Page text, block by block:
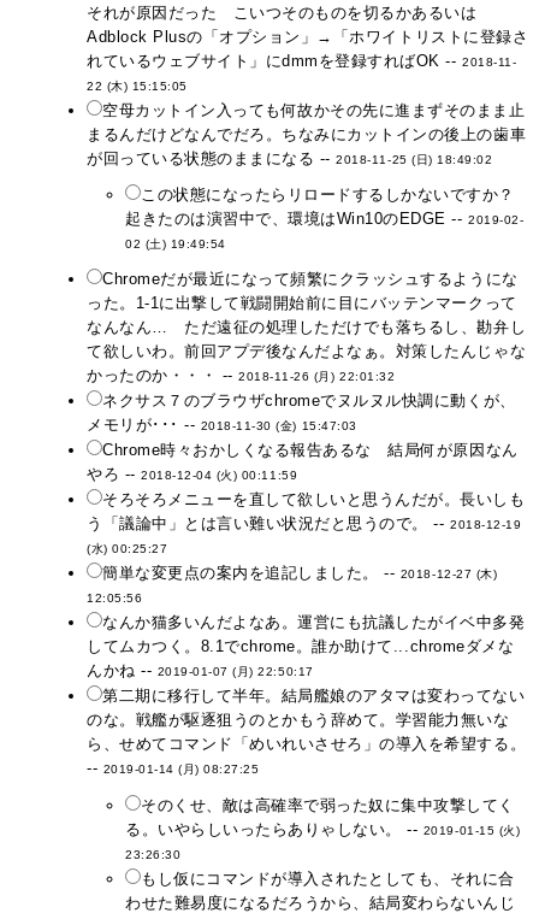
それが原因だった こいつそのものを切るかあるいは
Adblock Plusの「オプション」→「ホワイトリストに登録さ
れているウェブサイト」にdmmを登録すればOK --2018-11-
22 (木) 15:15:05
空母カットイン入っても何故かその先に進まずそのまま止
まるんだけどなんでだろ。ちなみにカットインの後上の歯車
が回っている状態のままになる --2018-11-25 (日) 18:49:02
この状態になったらリロードするしかないですか？
起きたのは演習中で、環境はWin10のEDGE --2019-02-
02 (土) 19:49:54
Chromeだが最近になって頻繁にクラッシュするようにな
った。1-1に出撃して戦闘開始前に目にバッテンマークって
なんなん… ただ遠征の処理しただけでも落ちるし、勘弁し
て欲しいわ。前回アプデ後なんだよなぁ。対策したんじゃな
かったのか・・・ --2018-11-26 (月) 22:01:32
ネクサス７のブラウザchromeでヌルヌル快調に動くが、
メモリが･･･ -- 2018-11-30 (金) 15:47:03
Chrome時々おかしくなる報告あるな 結局何が原因なん
やろ --2018-12-04 (火) 00:11:59
そろそろメニューを直して欲しいと思うんだが。長いしも
う「議論中」とは言い難い状況だと思うので。 --2018-12-19
(水) 00:25:27
簡単な変更点の案内を追記しました。 -- 2018-12-27 (木)
12:05:56
なんか猫多いんだよなあ。運営にも抗議したがイベ中多発
してムカつく。8.1でchrome。誰か助けて...chromeダメな
んかね -- 2019-01-07 (月) 22:50:17
第二期に移行して半年。結局艦娘のアタマは変わってない
のな。戦艦が駆逐狙うのとかもう辞めて。学習能力無いな
ら、せめてコマンド「めいれいさせろ」の導入を希望する。
-- 2019-01-14 (月) 08:27:25
そのくせ、敵は高確率で弱った奴に集中攻撃してく
る。いやらしいったらありゃしない。 -- 2019-01-15 (火)
23:26:30
もし仮にコマンドが導入されたとしても、それに合
わせた難易度になるだろうから、結局変わらないんじ